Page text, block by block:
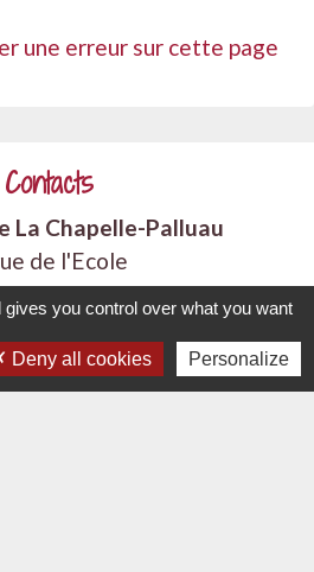
une erreur sur cette page
Contacts
La Chapelle-Palluau
de l'Ecole
Palluau - FRANCE
2 51 98 51 08
par formulaire
you control over what you want
Deny all cookies Personalize